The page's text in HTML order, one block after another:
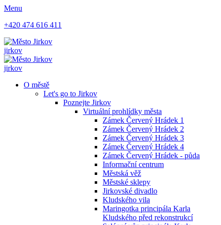
Menu
+420 474 616 411
jirkov
jirkov
O městě
Let's go to Jirkov
Poznejte Jirkov
Virtuální prohlídky města
Zámek Červený Hrádek 1
Zámek Červený Hrádek 2
Zámek Červený Hrádek 3
Zámek Červený Hrádek 4
Zámek Červený Hrádek - půda
Informační centrum
Městská věž
Městské sklepy
Jirkovské divadlo
Kludského vila
Maringotka principála Karla
Kludského před rekonstrukcí